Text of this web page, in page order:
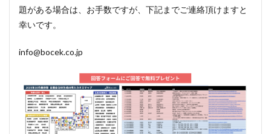
4
別自
題がある場合は、お手数ですが、下記までご連絡頂けますと
幸いです。
info@bocek.co.jp